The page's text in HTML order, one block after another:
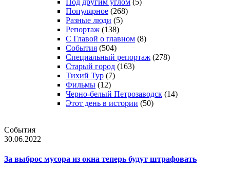
Популярное (268)
Разные люди (5)
Репортаж (138)
С Главой о главном (8)
События (504)
Специальный репортаж (278)
Старый город (163)
Тихий Тур (7)
Фильмы (12)
Черно-белый Петрозаводск (14)
Этот день в истории (50)
События
30.06.2022
За выброс мусора из окна теперь будут штрафовать